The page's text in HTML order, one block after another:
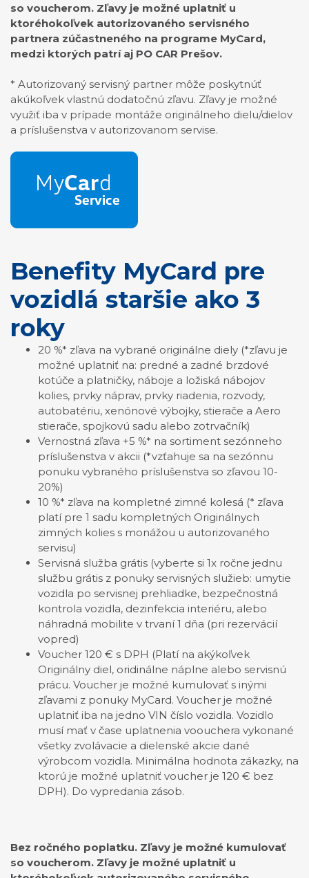
so voucherom. Zľavy je možné uplatniť u
ktoréhokoľvek autorizovaného servisného
partnera zúčastneného na programe MyCard,
medzi ktorých patrí aj PO CAR Prešov.
* Autorizovaný servisný partner môže poskytnúť
akúkoľvek vlastnú dodatočnú zľavu. Zľavy je možné
využiť iba v prípade montáže originálneho dielu/dielov
a príslušenstva v autorizovanom servise.
Benefity MyCard pre
vozidlá staršie ako 3
roky
20 %* zľava na vybrané originálne diely (*zľavu je
možné uplatniť na: predné a zadné brzdové
kotúče a platničky, náboje a ložiská nábojov
kolies, prvky náprav, prvky riadenia, rozvody,
autobatériu, xenónové výbojky, stierače a Aero
stierače, spojkovú sadu alebo zotrvačník)
Vernostná zľava +5 %* na sortiment sezónneho
príslušenstva v akcii (*vzťahuje sa na sezónnu
ponuku vybraného príslušenstva so zľavou 10-
20%)
10 %* zľava na kompletné zimné kolesá (* zľava
platí pre 1 sadu kompletných Originálnych
zimných kolies s monážou u autorizovaného
servisu)
Servisná služba grátis (vyberte si 1x ročne jednu
službu grátis z ponuky servisných služieb: umytie
vozidla po servisnej prehliadke, bezpečnostná
kontrola vozidla, dezinfekcia interiéru, alebo
náhradná mobilite v trvaní 1 dňa (pri rezervácií
vopred)
Voucher 120 € s DPH (Platí na akýkoľvek
Originálny diel, oridinálne náplne alebo servisnú
prácu. Voucher je možné kumulovať s inými
zľavami z ponuky MyCard. Voucher je možné
uplatniť iba na jedno VIN číslo vozidla. Vozidlo
musí mať v čase uplatnenia voouchera vykonané
všetky zvolávacie a dielenské akcie dané
výrobcom vozidla. Minimálna hodnota zákazky, na
ktorú je možné uplatniť voucher je 120 € bez
DPH). Do vypredania zásob.
Bez ročného poplatku. Zľavy je možné kumulovať
so voucherom. Zľavy je možné uplatniť u